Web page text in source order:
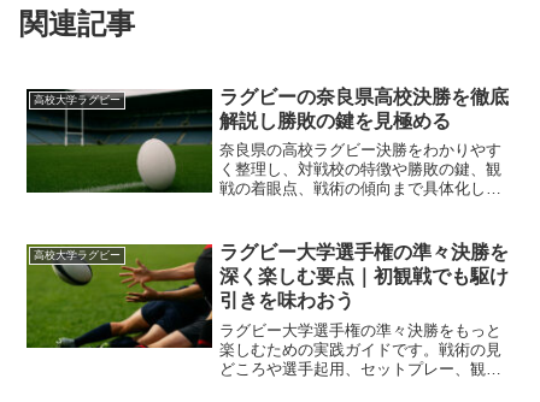
関連記事
高校大学ラグビー
ラグビーの奈良県高校決勝を徹底
解説し勝敗の鍵を見極める
奈良県の高校ラグビー決勝をわかりやす
く整理し、対戦校の特徴や勝敗の鍵、観
戦の着眼点、戦術の傾向まで具体化しま
ようにします。
高校大学ラグビー
ラグビー大学選手権の準々決勝を
深く楽しむ要点｜初観戦でも駆け
引きを味わおう
ラグビー大学選手権の準々決勝をもっと
楽しむための実践ガイドです。戦術の見
どころや選手起用、セットプレー、観戦